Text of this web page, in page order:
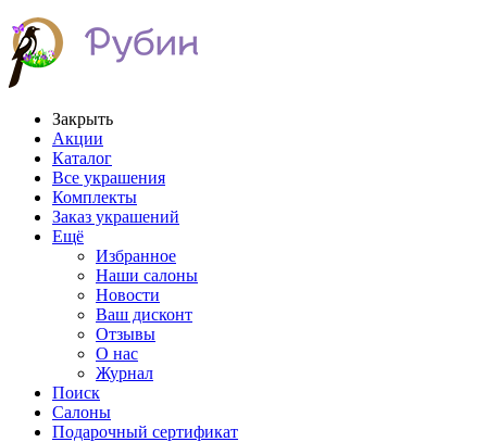
Закрыть
Акции
Каталог
Все украшения
Комплекты
Заказ украшений
Ещё
Избранное
Наши салоны
Новости
Ваш дисконт
Отзывы
О нас
Журнал
Поиск
Салоны
Подарочный сертификат